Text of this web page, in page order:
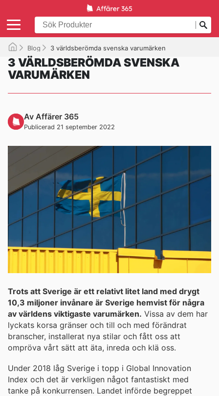
Blog 3 världsberömda svenska varumärken
3 VÄRLDSBERÖMDA SVENSKA
VARUMÄRKEN
Av Affärer 365
Publicerad 21 september 2022
Trots att Sverige är ett relativt litet land med drygt
10,3 miljoner invånare är Sverige hemvist för några
av världens viktigaste varumärken. Vissa av dem har
lyckats korsa gränser och till och med förändrat
branscher, installerat nya stilar och fått oss att
ompröva vårt sätt att äta, inreda och klä oss.
Under 2018 låg Sverige i topp i Global Innovation
Index och det är verkligen något fantastiskt med
tanke på konkurrensen. Landet införde begreppet